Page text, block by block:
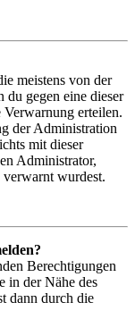
meistens von der
du gegen eine dieser
Verwarnung erteilen.
der Administration
mit dieser
Administrator,
wurdest.
Berechtigungen
in der Nähe des
dann durch die